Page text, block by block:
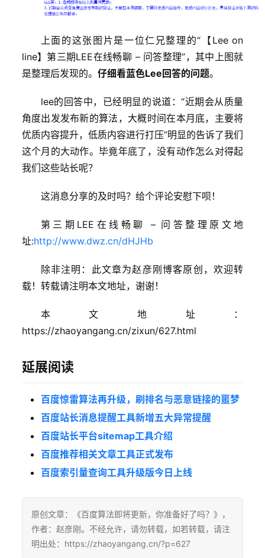
上面的这张图片是一位仁兄整理的“【Lee on
line】第三期LEE在线畅聊 – 问答整理”，其中上图就
是整理后发现的。 仔细看蓝色Lee回答的问题。
lee的回答中，已经明显的说道：“近期会从质量
角度出发发布新的算法，大概时间在本月底，主要将
优质内容提升，低质内容进行打压”明显的告诉了我们
这个月的大动作。毕竟年底了，没有动作怎么对得起
我们这些站长呢？
这消息分享的及时吗？给个评论安慰下呗！
第三期LEE在线畅聊 – 问答整理原文地
址:http://www.dwz.cn/dHJHb
除非注明：此文章为赵彦刚博客原创，欢迎转
载！转载请注明本文地址，谢谢！
本文地址：
https://zhaoyangang.cn/zixun/627.html
延展阅读
百度惊雷算法再升级，刷排名与恶意链接的噩梦
百度站长消息提醒工具新增五大异常提醒
百度站长平台sitemap工具介绍
百度推荐相关文章工具正式发布
百度索引量查询工具升级版今日上线
原创文章：《百度算法即将更新，你准备好了吗？》，
作者：赵彦刚。不经允许，请勿转载，如若转载，请注
明出处：https://zhaoyangang.cn/?p=627